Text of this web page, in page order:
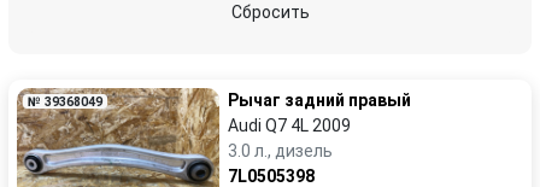
Сбросить
№ 39368049
Рычаг задний правый
Audi Q7 4L 2009
3.0 л., дизель
7L0505398